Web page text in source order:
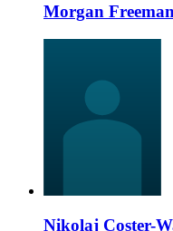
Morgan Freeman
Nikolaj Coster-